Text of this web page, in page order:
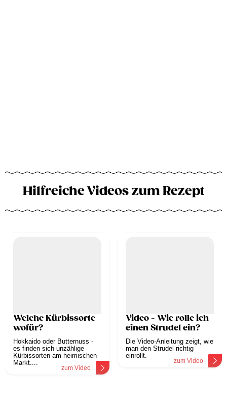
Hilfreiche Videos zum Rezept
Welche Kürbissorte
wofür?
Hokkaido oder Butternuss -
es finden sich unzählige
Kürbissorten am heimischen
Markt....
zum Video
Video - Wie rolle ich
einen Strudel ein?
Die Video-Anleitung zeigt, wie
man den Strudel richtig
einrollt.
zum Video